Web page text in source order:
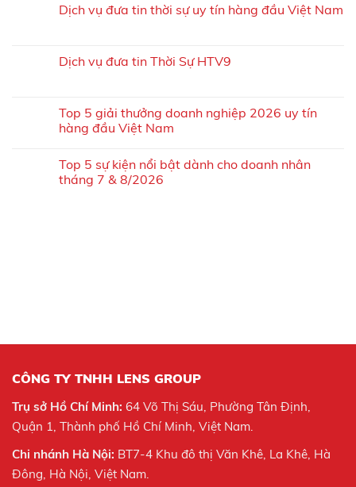
Dịch vụ đưa tin thời sự uy tín hàng đầu Việt Nam
Dịch vụ đưa tin Thời Sự HTV9
Top 5 giải thưởng doanh nghiệp 2026 uy tín
hàng đầu Việt Nam
Top 5 sự kiện nổi bật dành cho doanh nhân
tháng 7 & 8/2026
CÔNG TY TNHH LENS GROUP
Trụ sở Hồ Chí Minh: 64 Võ Thị Sáu, Phường Tân Định,
Quận 1, Thành phố Hồ Chí Minh, Việt Nam.
Chi nhánh Hà Nội: BT7-4 Khu đô thị Văn Khê, La Khê, Hà
Đông, Hà Nội, Việt Nam.